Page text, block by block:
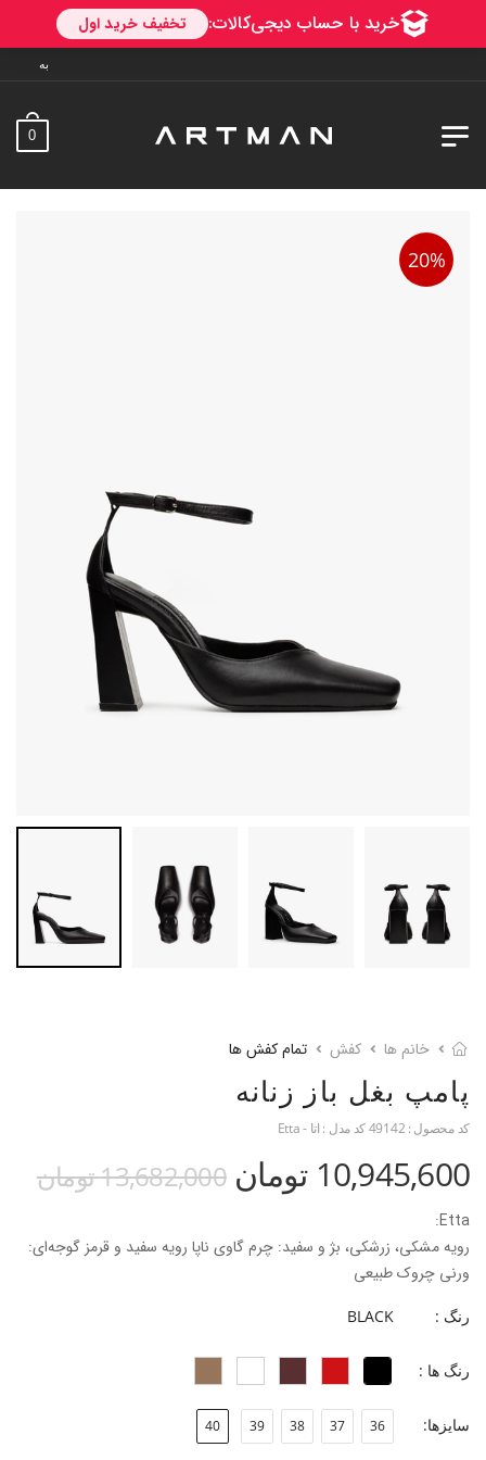
به آرتمن خوش آمدید.
0
20%
خانم ها کفش تمام کفش ها
پامپ بغل باز زنانه
کد محصول : 49142کد مدل : اتا - Etta
10,945,600 تومان 13,682,000 تومان
Etta:
رویه مشکی، زرشکی، بژ و سفید: چرم گاوی ناپا رویه سفید و قرمز گوجه‌ای:
ورنی چروک طبیعی
جنس کفی: فوم ۲ میل با آستر روکش چرم بزی
ارتفاع پاشنه: ۱۰/۴cm
جنس پاشنه: ABS با روکش چرم
جنس سر پاشنه: ABS
رنگ : BLACK
رنگ ها :
سایزها: 36
37
38
39
40